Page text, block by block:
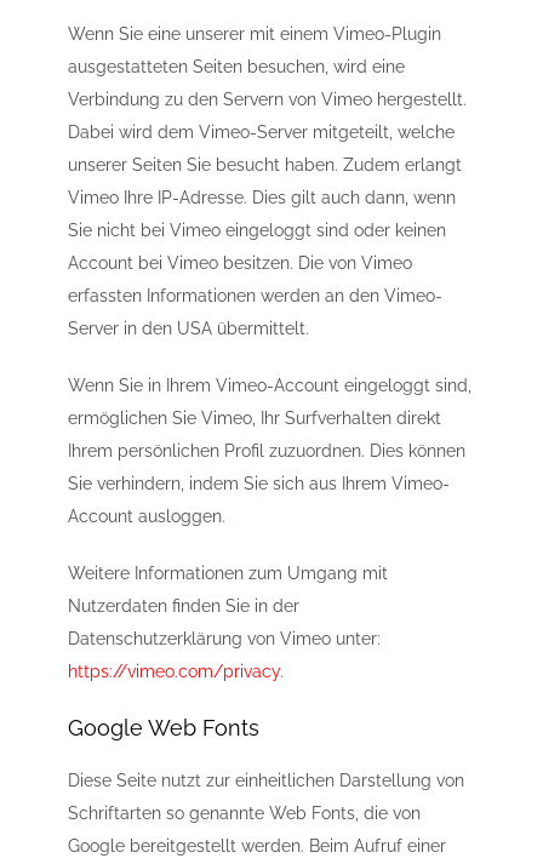
Wenn Sie eine unserer mit einem Vimeo-Plugin
ausgestatteten Seiten besuchen, wird eine
Verbindung zu den Servern von Vimeo hergestellt.
Dabei wird dem Vimeo-Server mitgeteilt, welche
unserer Seiten Sie besucht haben. Zudem erlangt
Vimeo Ihre IP-Adresse. Dies gilt auch dann, wenn
Sie nicht bei Vimeo eingeloggt sind oder keinen
Account bei Vimeo besitzen. Die von Vimeo
erfassten Informationen werden an den Vimeo-
Server in den USA übermittelt.
Wenn Sie in Ihrem Vimeo-Account eingeloggt sind,
ermöglichen Sie Vimeo, Ihr Surfverhalten direkt
Ihrem persönlichen Profil zuzuordnen. Dies können
Sie verhindern, indem Sie sich aus Ihrem Vimeo-
Account ausloggen.
Weitere Informationen zum Umgang mit
Nutzerdaten finden Sie in der
Datenschutzerklärung von Vimeo unter:
https://vimeo.com/privacy.
Google Web Fonts
Diese Seite nutzt zur einheitlichen Darstellung von
Schriftarten so genannte Web Fonts, die von
Google bereitgestellt werden. Beim Aufruf einer